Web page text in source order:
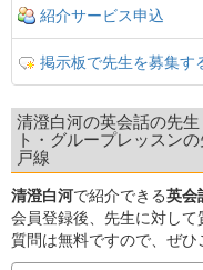
紹介サービス申込
掲示板で先生を募集す
清澄白河の英会話の先
ト・グループレッスン
戸線
清澄白河で紹介できる英会
会員登録後、先生に対し
質問は無料ですので、ぜひ